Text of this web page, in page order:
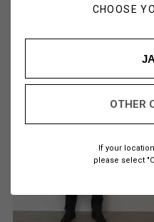
CHOOSE
OTHER
If your
please select